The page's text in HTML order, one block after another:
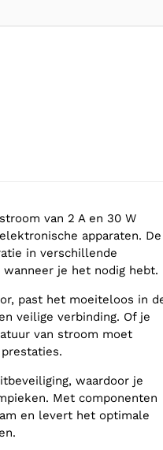
van 2 A en 30 W
apparaten. De
in verschillende
je het nodig hebt.
past het moeiteloos in
veilige verbinding. Of je
van stroom moet
waardoor je
Met componenten
en levert het optimale